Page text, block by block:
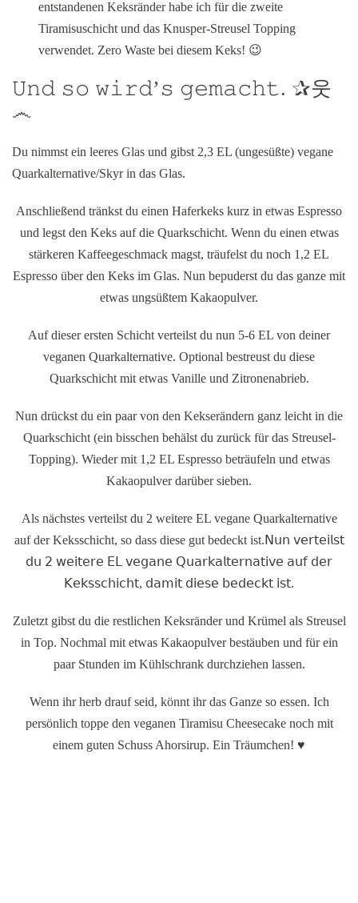
entstandenen Keksränder habe ich für die zweite
Tiramisuschicht und das Knusper-Streusel Topping
verwendet. Zero Waste bei diesem Keks! 😉
𝚄𝚗𝚍 𝚜𝚘 𝚠𝚒𝚛𝚍’𝚜 𝚐𝚎𝚖𝚊𝚌𝚑𝚝. ✰웃
෴
Du nimmst ein leeres Glas und gibst 2,3 EL (ungesüßte) vegane
Quarkalternative/Skyr in das Glas.
Anschließend tränkst du einen Haferkeks kurz in etwas Espresso
und legst den Keks auf die Quarkschicht. Wenn du einen etwas
stärkeren Kaffeegeschmack magst, träufelst du noch 1,2 EL
Espresso über den Keks im Glas. Nun bepuderst du das ganze mit
etwas ungsüßtem Kakaopulver.
Auf dieser ersten Schicht verteilst du nun 5-6 EL von deiner
veganen Quarkalternative. Optional bestreust du diese
Quarkschicht mit etwas Vanille und Zitronenabrieb.
Nun drückst du ein paar von den Kekserändern ganz leicht in die
Quarkschicht (ein bisschen behälst du zurück für das Streusel-
Topping). Wieder mit 1,2 EL Espresso beträufeln und etwas
Kakaopulver darüber sieben.
Als nächstes verteilst du 2 weitere EL vegane Quarkalternative
auf der Keksschicht, so dass diese gut bedeckt ist.𝖭𝗎𝗇 𝗏𝖾𝗋𝗍𝖾𝗂𝗅𝗌𝗍
𝖽𝗎 𝟤 𝗐𝖾𝗂𝗍𝖾𝗋𝖾 𝖤𝖫 𝗏𝖾𝗀𝖺𝗇𝖾 𝖰𝗎𝖺𝗋𝗄𝖺𝗅𝗍𝖾𝗋𝗇𝖺𝗍𝗂𝗏𝖾 𝖺𝗎𝖿 𝖽𝖾𝗋
𝖪𝖾𝗄𝗌𝗌𝖼𝗁𝗂𝖼𝗁𝗍, 𝖽𝖺𝗆𝗂𝗍 𝖽𝗂𝖾𝗌𝖾 𝖻𝖾𝖽𝖾𝖼𝗄𝗍 𝗂𝗌𝗍.
Zuletzt gibst du die restlichen Keksränder und Krümel als Streusel
in Top. Nochmal mit etwas Kakaopulver bestäuben und für ein
paar Stunden im Kühlschrank durchziehen lassen.
Wenn ihr herb drauf seid, könnt ihr das Ganze so essen. Ich
persönlich toppe den veganen Tiramisu Cheesecake noch mit
einem guten Schuss Ahorsirup. Ein Träumchen! ♥